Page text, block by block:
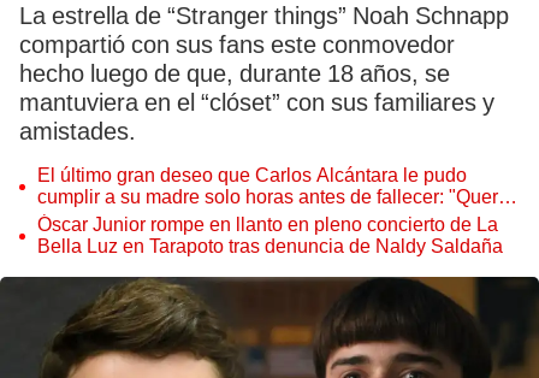
La estrella de “Stranger things” Noah Schnapp
compartió con sus fans este conmovedor
hecho luego de que, durante 18 años, se
mantuviera en el “clóset” con sus familiares y
amistades.
El último gran deseo que Carlos Alcántara le pudo
cumplir a su madre solo horas antes de fallecer: "Quería
darle esta sorpresa"
Óscar Junior rompe en llanto en pleno concierto de La
Bella Luz en Tarapoto tras denuncia de Naldy Saldaña